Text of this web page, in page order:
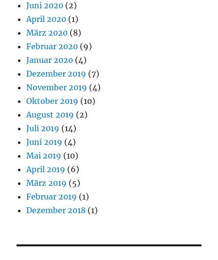
Juni 2020 (2)
April 2020 (1)
März 2020 (8)
Februar 2020 (9)
Januar 2020 (4)
Dezember 2019 (7)
November 2019 (4)
Oktober 2019 (10)
August 2019 (2)
Juli 2019 (14)
Juni 2019 (4)
Mai 2019 (10)
April 2019 (6)
März 2019 (5)
Februar 2019 (1)
Dezember 2018 (1)